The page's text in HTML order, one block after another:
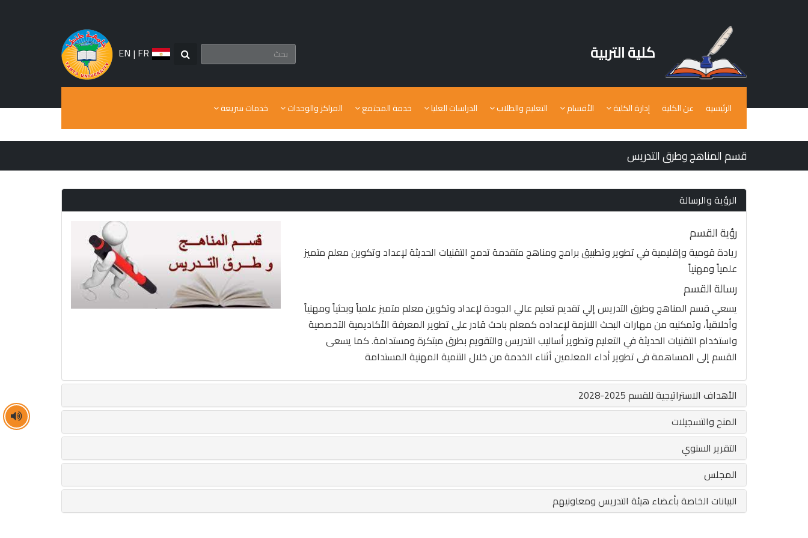
كلية التربية EN | FR
الرئيسية عن الكلية إدارة الكلية الأقسام التعليم والطلاب الدراسات العليا خدمة المجتمع المراكز والوحدات خدمات سريعة
قسم المناهج وطرق التدريس
الرؤية والرسالة
رؤية القسم
ريادة قومية وإقليمية في تطوير وتطبيق برامج ومناهج متقدمة تدمج التقنيات الحديثة لإعداد وتكوين معلم متميز
علمياً ومهنياً
رسالة القسم
يسعي قسم المناهج وطرق التدريس إلي تقديم تعليم عالي الجودة لإعداد وتكوين معلم متميز علمياً وبحثياً ومهنياً
وأخلاقياً، وتمكنيه من مهارات البحث اللازمة لإعداده كمعلم باحث قادر على تطوير المعرفة الأكاديمية التخصصية
واستخدام التقنيات الحديثة في التعليم وتطوير أساليب التدريس والتقويم بطرق مبتكرة ومستدامة. كما يسعى
القسم إلى المساهمة فى تطوير أداء المعلمين أثناء الخدمة من خلال التنمية المهنية المستدامة
الأهداف الاستراتيجية للقسم 2025-2028
المنح والتسجيلات
التقرير السنوي
المجلس
البيانات الخاصة بأعضاء هيئة التدريس ومعاونيهم